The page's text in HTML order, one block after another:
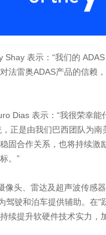
Shay 表示：“我们的
法雷奥ADAS产品的信赖
Dias 表示：“我很荣幸
正是由我们巴西团队为
固合作关系，也将持续激
。”
像头、雷达及超声波传感
驾驶和泊车提供辅助。在
续提升软硬件技术实力，